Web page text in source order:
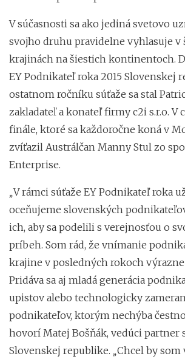
V súčasnosti sa ako jediná svetovo
svojho druhu pravidelne vyhlasuje v
krajinách na šiestich kontinentoch.
EY Podnikateľ roka 2015 Slovenskej
ostatnom ročníku súťaže sa stal
zakladateľ a konateľ firmy c2i s.r.o. V
finále, ktoré sa každoročne koná v
zvíťazil Austrálčan Manny Stul zo
Enterprise.
„V rámci súťaže EY Podnikateľ roka
oceňujeme slovenských
ich, aby sa podelili s verejnosťou o
príbeh. Som rád, že vnímanie
krajine v posledných rokoch
Pridáva sa aj mladá generácia
upistov alebo technologicky
podnikateľov, ktorým nechýba
hovorí Matej Bošňák, vedúci partner
Slovenskej republike. „Chcel by som